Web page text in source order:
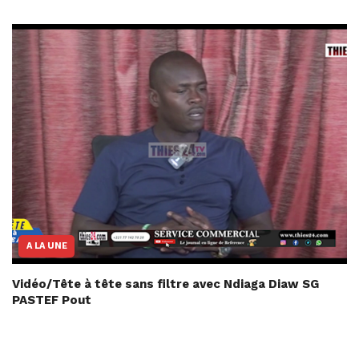
A LA UNE
Vidéo/Tête à tête sans filtre avec Ndiaga Diaw SG
PASTEF Pout